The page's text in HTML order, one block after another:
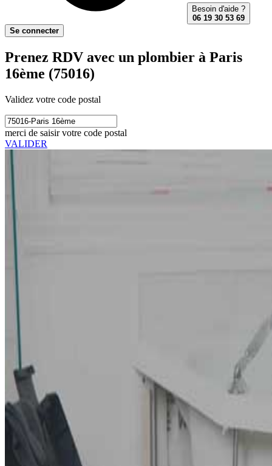
Besoin d'aide ?
06 19 30 53 69
Se connecter
Prenez RDV avec un plombier à Paris
16ème (75016)
Validez votre code postal
merci de saisir votre code postal
VALIDER